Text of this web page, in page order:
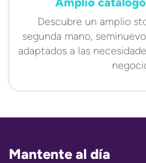
Descubre un amplio
segunda mano,
adaptados a las
Mantente al día